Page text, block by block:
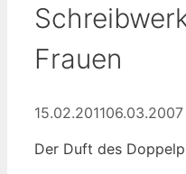
Frauen
15.02.201106.03.2007
Der Duft des